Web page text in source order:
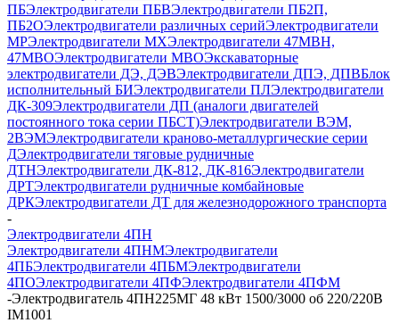
ПБЭлектродвигатели ПБВЭлектродвигатели ПБ2П,
ПБ2ОЭлектродвигатели различных серийЭлектродвигатели
МРЭлектродвигатели MXЭлектродвигатели 47MBH,
47МВОЭлектродвигатели MBOЭкскаваторные
электродвигатели ДЭ, ДЭВЭлектродвигатели ДПЭ, ДПВБлок
исполнительный БИЭлектродвигатели ПЛЭлектродвигатели
ДК-309Электродвигатели ДП (аналоги двигателей
постоянного тока серии ПБСТ)Электродвигатели ВЭМ,
2ВЭМЭлектродвигатели краново-металлургические серии
ДЭлектродвигатели тяговые рудничные
ДТНЭлектродвигатели ДК-812, ДК-816Электродвигатели
ДРТЭлектродвигатели рудничные комбайновые
ДРКЭлектродвигатели ДТ для железнодорожного транспорта
-
Электродвигатели 4ПН
Электродвигатели 4ПНМЭлектродвигатели
4ПБЭлектродвигатели 4ПБМЭлектродвигатели
4ПОЭлектродвигатели 4ПФЭлектродвигатели 4ПФМ
-Электродвигатель 4ПН225МГ 48 кВт 1500/3000 об 220/220В
IM1001